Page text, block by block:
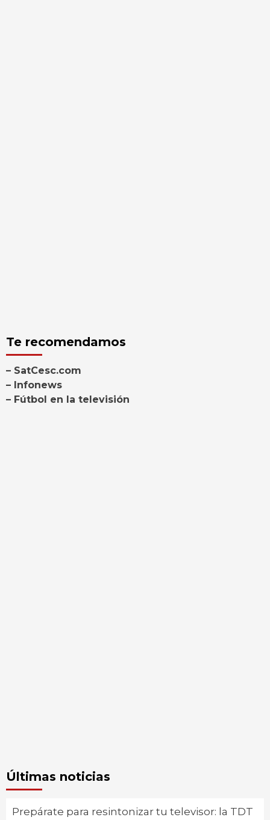
Te recomendamos
– SatCesc.com
– Infonews
– Fútbol en la televisión
Últimas noticias
Prepárate para resintonizar tu televisor: la TDT